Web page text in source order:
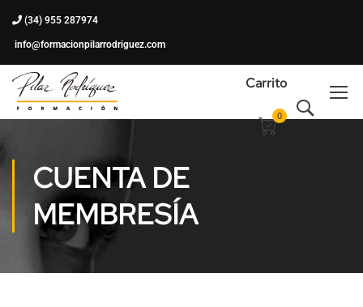
(34) 955 287974
info@formacionpilarrodriguez.com
Carrito
0
CUENTA DE
MEMBRESÍA